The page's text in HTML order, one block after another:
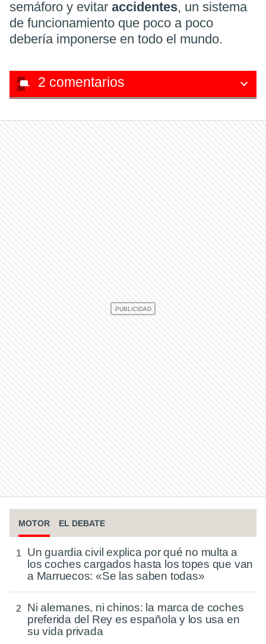
semáforo y evitar accidentes, un sistema
de funcionamiento que poco a poco
debería imponerse en todo el mundo.
2 comentarios
MOTOR EL DEBATE
Un guardia civil explica por qué no multa a
los coches cargados hasta los topes que van
a Marruecos: «Se las saben todas»
Ni alemanes, ni chinos: la marca de coches
preferida del Rey es española y los usa en
su vida privada